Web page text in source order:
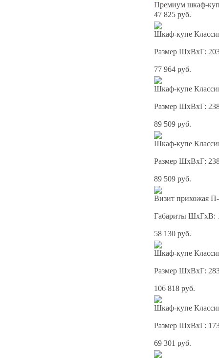
Премиум шкаф-
47 825 руб.
Шкаф-купе
Размер ШхВхГ:
77 964 руб.
Шкаф-купе
Размер ШхВхГ:
89 509 руб.
Шкаф-купе
Размер ШхВхГ:
89 509 руб.
Визит прихожая
Габариты ШхГхВ:
58 130 руб.
Шкаф-купе
Размер ШхВхГ:
106 818 руб.
Шкаф-купе
Размер ШхВхГ:
69 301 руб.